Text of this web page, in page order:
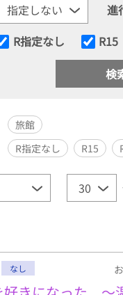
進
R指定なし R15
旅館
R指定なし R15
なし